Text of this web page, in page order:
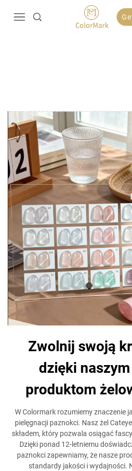
Zwolnij swoją
dzięki
produktom
W Colormark rozumiemy znaczenie
pielęgnacji paznokci. Nasz żel
składem, który pozwala osiągać
Dzięki ponad 12-letniemu
paznokci zapewniamy, że nasze
standardy jakości i wydajności.